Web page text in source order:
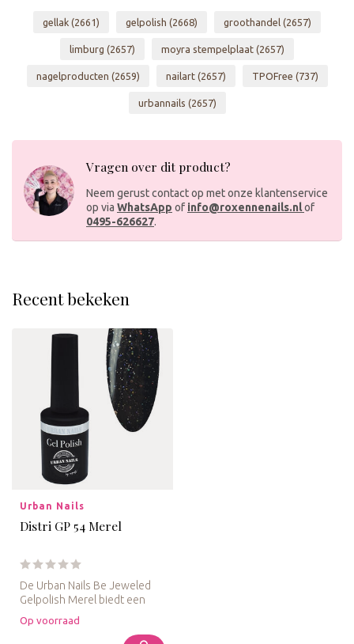
gellak (2661) gelpolish (2668) groothandel (2657)
limburg (2657) moyra stempelplaat (2657)
nagelproducten (2659) nailart (2657) TPOFree (737)
urbannails (2657)
Vragen over dit product?
Neem gerust contact op met onze klantenservice
op via WhatsApp of info@roxennenails.nlof
0495-626627.
Recent bekeken
Urban Nails
Distri GP 54 Merel
De Urban Nails Be Jeweled
Gelpolish Merel biedt een
prachtige donkere tint met
g...
Op voorraad